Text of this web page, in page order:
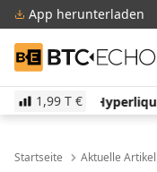
App herunterladen
BTC-ECHO
1,99 T €
Kurs 47,67 € 2.00%
Startseite Aktuelle